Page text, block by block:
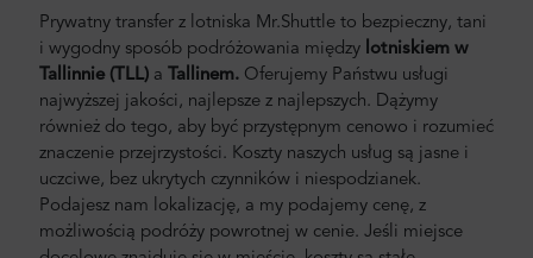
Prywatny transfer z lotniska Mr.Shuttle to bezpieczny, tani
i wygodny sposób podróżowania między lotniskiem w
Tallinnie (TLL) a Tallinem. Oferujemy Państwu usługi
najwyższej jakości, najlepsze z najlepszych. Dążymy
również do tego, aby być przystępnym cenowo i rozumieć
znaczenie przejrzystości. Koszty naszych usług są jasne i
uczciwe, bez ukrytych czynników i niespodzianek.
Podajesz nam lokalizację, a my podajemy cenę, z
możliwością podróży powrotnej w cenie. Jeśli miejsce